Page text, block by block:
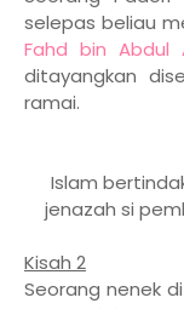
selepas beliau
Fahd bin Abdul
ditayangkan
ramai.
Islam
jenazah si
Kisah 2
Seorang nenek